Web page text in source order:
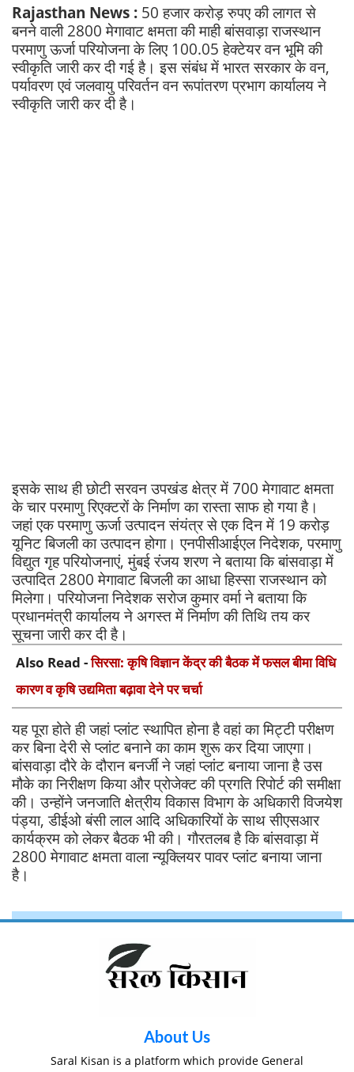
Rajasthan News : 50 हजार करोड़ रुपए की लागत से
बनने वाली 2800 मेगावाट क्षमता की माही बांसवाड़ा राजस्थान
परमाणु ऊर्जा परियोजना के लिए 100.05 हेक्टेयर वन भूमि की
स्वीकृति जारी कर दी गई है। इस संबंध में भारत सरकार के वन,
पर्यावरण एवं जलवायु परिवर्तन वन रूपांतरण प्रभाग कार्यालय ने
स्वीकृति जारी कर दी है।
इसके साथ ही छोटी सरवन उपखंड क्षेत्र में 700 मेगावाट क्षमता
के चार परमाणु रिएक्टरों के निर्माण का रास्ता साफ हो गया है।
जहां एक परमाणु ऊर्जा उत्पादन संयंत्र से एक दिन में 19 करोड़
यूनिट बिजली का उत्पादन होगा। एनपीसीआईएल निदेशक, परमाणु
विद्युत गृह परियोजनाएं, मुंबई रंजय शरण ने बताया कि बांसवाड़ा में
उत्पादित 2800 मेगावाट बिजली का आधा हिस्सा राजस्थान को
मिलेगा। परियोजना निदेशक सरोज कुमार वर्मा ने बताया कि
प्रधानमंत्री कार्यालय ने अगस्त में निर्माण की तिथि तय कर
सूचना जारी कर दी है।
Also Read -सिरसा: कृषि विज्ञान केंद्र की बैठक में फसल बीमा विधि
कारण व कृषि उद्यमिता बढ़ावा देने पर चर्चा
यह पूरा होते ही जहां प्लांट स्थापित होना है वहां का मिट्टी परीक्षण
कर बिना देरी से प्लांट बनाने का काम शुरू कर दिया जाएगा।
बांसवाड़ा दौरे के दौरान बनर्जी ने जहां प्लांट बनाया जाना है उस
मौके का निरीक्षण किया और प्रोजेक्ट की प्रगति रिपोर्ट की समीक्षा
की। उन्होंने जनजाति क्षेत्रीय विकास विभाग के अधिकारी विजयेश
पंड्या, डीईओ बंसी लाल आदि अधिकारियों के साथ सीएसआर
कार्यक्रम को लेकर बैठक भी की। गौरतलब है कि बांसवाड़ा में
2800 मेगावाट क्षमता वाला न्यूक्लियर पावर प्लांट बनाया जाना
है।
About Us
Saral Kisan is a platform which provide General